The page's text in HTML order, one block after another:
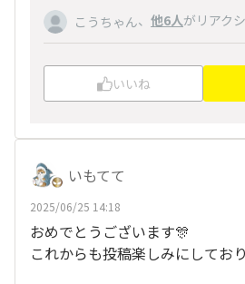
こうちゃん、 他6人がリアク
いいね
いもてて
2025/06/25 14:18
おめでとうございます🎊
これからも投稿楽しみにしてお